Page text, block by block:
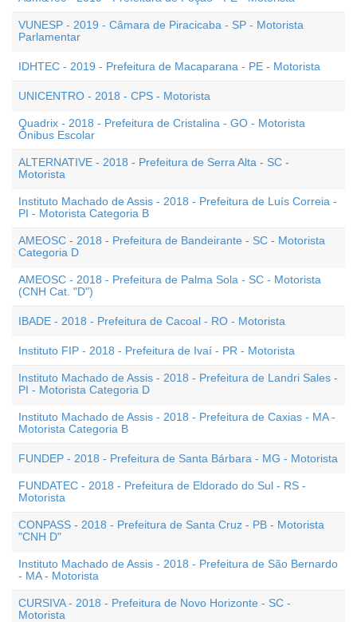
VUNESP - 2019 - Câmara de Piracicaba - SP - Motorista
Parlamentar
IDHTEC - 2019 - Prefeitura de Macaparana - PE - Motorista
UNICENTRO - 2018 - CPS - Motorista
Quadrix - 2018 - Prefeitura de Cristalina - GO - Motorista
Ônibus Escolar
ALTERNATIVE - 2018 - Prefeitura de Serra Alta - SC -
Motorista
Instituto Machado de Assis - 2018 - Prefeitura de Luís Correia -
PI - Motorista Categoria B
AMEOSC - 2018 - Prefeitura de Bandeirante - SC - Motorista
Categoria D
AMEOSC - 2018 - Prefeitura de Palma Sola - SC - Motorista
(CNH Cat. "D")
IBADE - 2018 - Prefeitura de Cacoal - RO - Motorista
Instituto FIP - 2018 - Prefeitura de Ivaí - PR - Motorista
Instituto Machado de Assis - 2018 - Prefeitura de Landri Sales -
PI - Motorista Categoria D
Instituto Machado de Assis - 2018 - Prefeitura de Caxias - MA -
Motorista Categoria B
FUNDEP - 2018 - Prefeitura de Santa Bárbara - MG - Motorista
FUNDATEC - 2018 - Prefeitura de Eldorado do Sul - RS -
Motorista
CONPASS - 2018 - Prefeitura de Santa Cruz - PB - Motorista
"CNH D"
Instituto Machado de Assis - 2018 - Prefeitura de São Bernardo
- MA - Motorista
CURSIVA - 2018 - Prefeitura de Novo Horizonte - SC -
Motorista